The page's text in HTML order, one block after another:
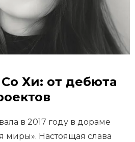
Хи: от дебюта
в 2017 году в дораме
миры». Настоящая слава